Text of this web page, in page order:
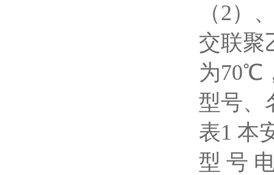
（2）
交联聚
为70℃
型号、
表1 本
型 号